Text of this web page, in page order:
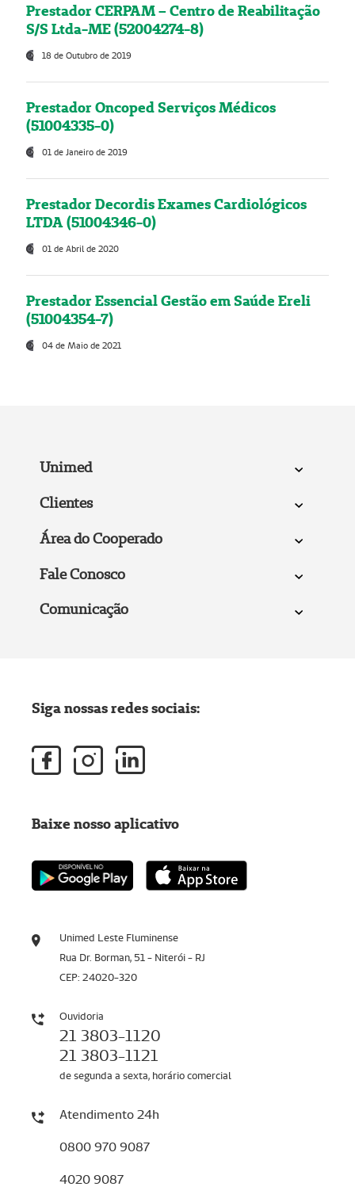
Prestador CERPAM – Centro de Reabilitação
S/S Ltda-ME (52004274-8)
18 de Outubro de 2019
Prestador Oncoped Serviços Médicos
(51004335-0)
01 de Janeiro de 2019
Prestador Decordis Exames Cardiológicos
LTDA (51004346-0)
01 de Abril de 2020
Prestador Essencial Gestão em Saúde Ereli
(51004354-7)
04 de Maio de 2021
Unimed
Clientes
Área do Cooperado
Fale Conosco
Comunicação
Unimed Leste Fluminense
Rua Dr. Borman, 51 - Niterói - RJ
CEP: 24020-320
Ouvidoria
21 3803-1120
21 3803-1121
de segunda a sexta, horário comercial
Atendimento 24h
0800 970 9087
4020 9087
Siga nossas redes sociais:
Baixe nosso aplicativo